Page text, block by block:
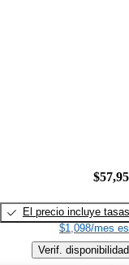
El precio incluye tasas
$1,098/mes
Verif. disponibilidad